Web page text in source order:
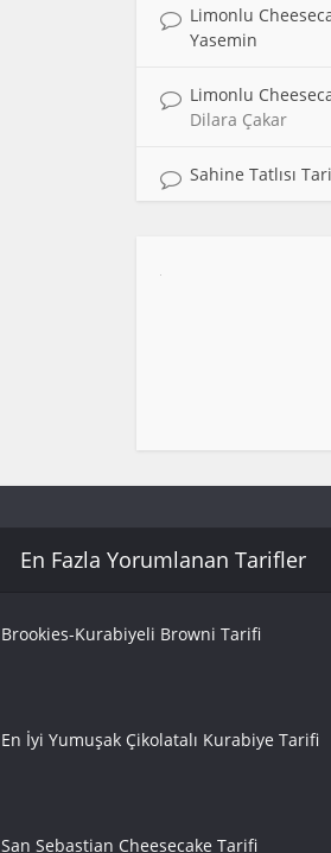
Limonlu
Yasemin
Limonlu
Dilara Çakar
Sahine Tatlısı
En Fazla Yorumlanan Tarifler
Brookies-Kurabiyeli Browni Tarifi
En İyi Yumuşak Çikolatalı Kurabiye Tarifi
San Sebastian Cheesecake Tarifi